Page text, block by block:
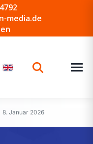
media.de
8. Januar 2026